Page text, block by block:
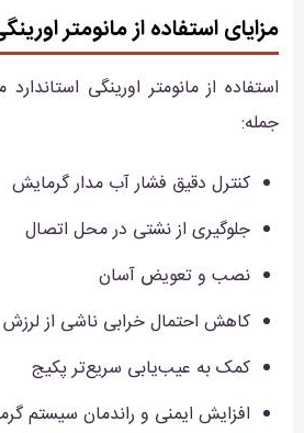
مزایای استفاده از مانومتر
استفاده از مانومتر اورینگی
جمله:
کنترل دقیق فشار آب مدار گرمایش
جلوگیری از نشتی در محل اتصال
نصب و تعویض آسان
کاهش احتمال خرابی ناشی از لرزش
کمک به عیب‌یابی سریع‌تر پکیج
افزایش ایمنی و راندمان سیستم